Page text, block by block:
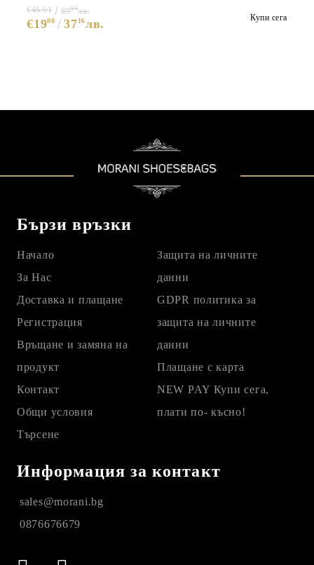
€1900 3716лв.
€46.01 8999лв.
Купи сега
Бързи връзки
Начало
За Нас
Доставка и плащане
Регистрация
Връщане и замяна на
продукт
Контакт
Общи условия
Търсене
Защита на личните
данни
GDPR политика за
защита на личните
данни
Плащане с карта
NEW PAY Купи сега,
плати по- късно!
Информация за контакт
sales@morani.bg
0876676679